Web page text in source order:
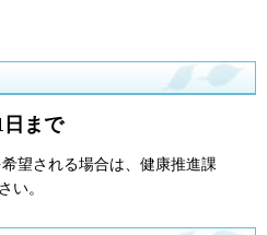
日まで
望される場合は、健康推進課
い。